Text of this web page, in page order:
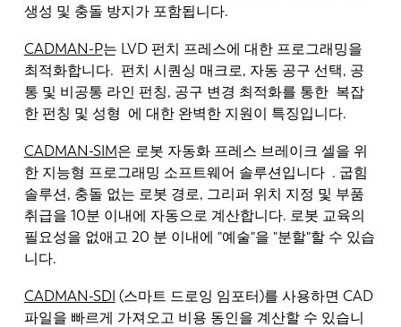
생성 및 충돌 방지가 포함됩니다.
CADMAN-P는 LVD 펀치 프레스에 대한 프로그래밍을
최적화합니다. 펀치 시퀀싱 매크로, 자동 공구 선택, 공
통 및 비공통 라인 펀칭, 공구 변경 최적화를 통한 복잡
한 펀칭 및 성형 에 대한 완벽한 지원이 특징입니다.
CADMAN-SIM은 로봇 자동화 프레스 브레이크 셀을 위
한 지능형 프로그래밍 소프트웨어 솔루션입니다 . 굽힘
솔루션, 충돌 없는 로봇 경로, 그리퍼 위치 지정 및 부품
취급을 10분 이내에 자동으로 계산합니다. 로봇 교육의
필요성을 없애고 20 분 이내에 "예술"을 "분할"할 수 있습
니다.
CADMAN-SDI (스마트 드로잉 임포터)를 사용하면 CAD
파일을 빠르게 가져오고 비용 동인을 계산할 수 있습니